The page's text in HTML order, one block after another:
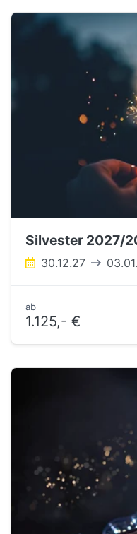
Silvester 2027/
30.12.27
ab
1.125,- €